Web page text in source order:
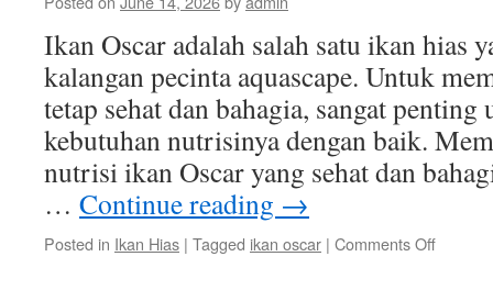
Ikan Oscar adalah salah satu ikan hias
kalangan pecinta aquascape. Untuk
tetap sehat dan bahagia, sangat
kebutuhan nutrisinya dengan baik.
nutrisi ikan Oscar yang sehat dan
… Continue reading →
Posted in Ikan Hias | Tagged ikan oscar | Comments Offon